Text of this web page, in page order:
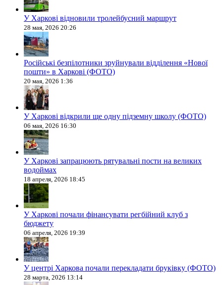
У Харкові відновили тролейбусний маршрут
28 мая, 2026 20:26
Російські безпілотники зруйнували відділення «Нової
пошти» в Харкові (ФОТО)
20 мая, 2026 1:36
У Харкові відкрили ще одну підземну школу (ФОТО)
06 мая, 2026 16:30
У Харкові запрацюють рятувальні пости на великих
водоймах
18 апреля, 2026 18:45
У Харкові почали фінансувати регбійний клуб з
бюджету
06 апреля, 2026 19:39
У центрі Харкова почали перекладати бруківку (ФОТО)
28 марта, 2026 13:14